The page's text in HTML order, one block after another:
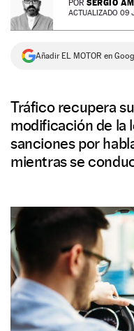
NEWSLETTER
SÍGUENOS
POR SERGIO
ACTUALIZADO 09
Añadir EL MOTOR en
Tráfico recupera
modificación de la
sanciones por
mientras se